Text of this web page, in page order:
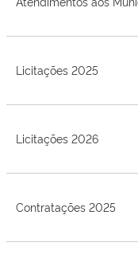
Licitações 2025
Licitações 2026
Contratações 2025